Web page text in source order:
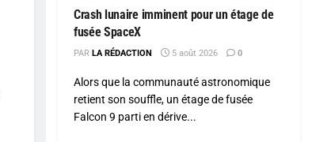
Crash lunaire imminent pour un étage de
fusée SpaceX
PAR LA RÉDACTION 5 août 2026 0
Alors que la communauté astronomique
retient son souffle, un étage de fusée
Falcon 9 parti en dérive...